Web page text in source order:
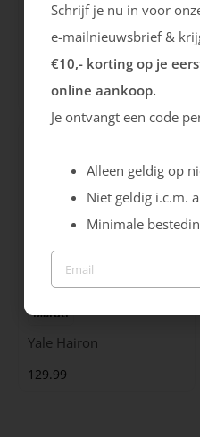
Rieker
Cristallino
99.99
Maruti
Yale Hairon
129.99
Schrijf je nu in voor
e-mailnieuwsbrief &
€10,- korting op je
online aankoop.
Je ontvangt een code
Alleen geldig op
Niet geldig i.c.m.
Minimale